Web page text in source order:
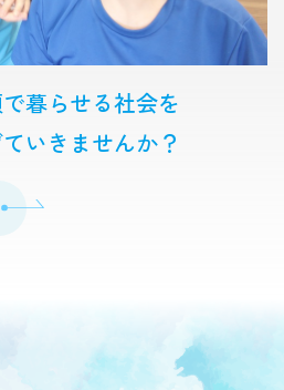
暮らせる社会を
いきませんか？